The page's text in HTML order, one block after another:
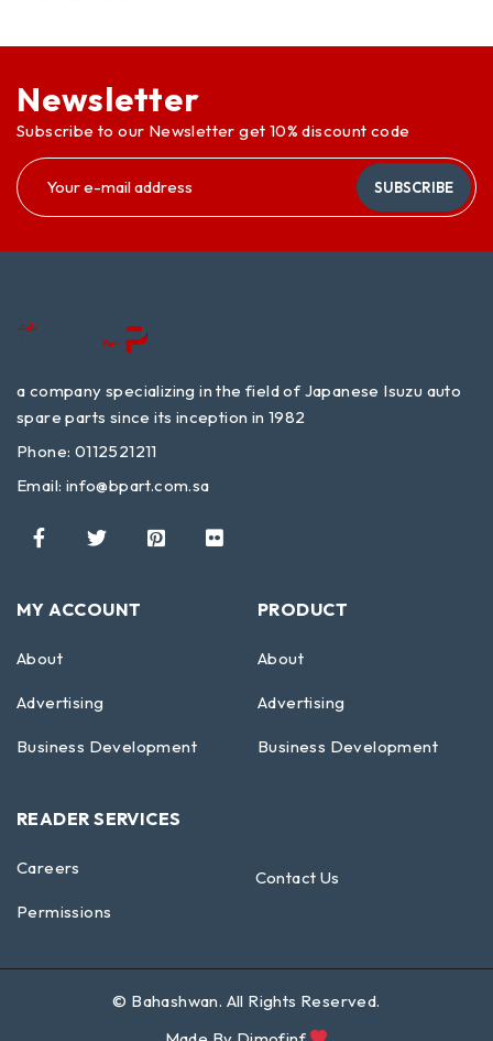
Newsletter
Subscribe to our Newsletter get 10% discount code
SUBSCRIBE
a company specializing in the field of Japanese Isuzu auto
spare parts since its inception in 1982
Phone: 0112521211
Email: info@bpart.com.sa
MY ACCOUNT
About
Advertising
Business Development
PRODUCT
About
Advertising
Business Development
READER SERVICES
Careers
Permissions
Contact Us
© Bahashwan. All Rights Reserved.